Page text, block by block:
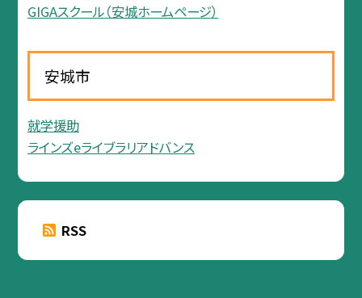
GIGAスクール（安城ホームページ）
安城市
就学援助
ラインズeライブラリアドバンス
RSS